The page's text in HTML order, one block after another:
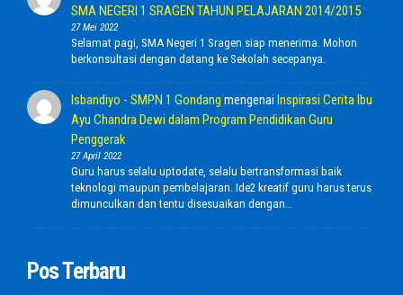
SMA NEGERI 1 SRAGEN TAHUN PELAJARAN 2014/2015
27 Mei 2022
Selamat pagi, SMA Negeri 1 Sragen siap menerima. Mohon
berkonsultasi dengan datang ke Sekolah secepanya.
Isbandiyo - SMPN 1 Gondang mengenai Inspirasi Cerita Ibu
Ayu Chandra Dewi dalam Program Pendidikan Guru
Penggerak
27 April 2022
Guru harus selalu uptodate, selalu bertransformasi baik
teknologi maupun pembelajaran. Ide2 kreatif guru harus terus
dimunculkan dan tentu disesuaikan dengan…
Pos Terbaru